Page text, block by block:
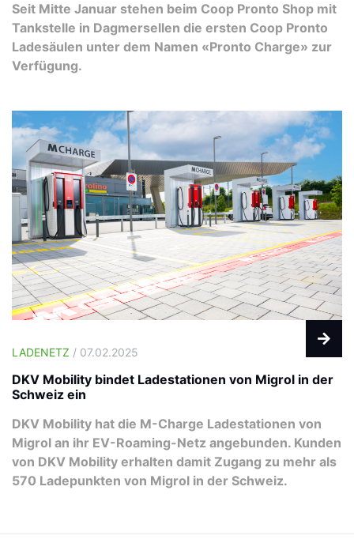
Seit Mitte Januar stehen beim Coop Pronto Shop mit
Tankstelle in Dagmersellen die ersten Coop Pronto
Ladesäulen unter dem Namen «Pronto Charge» zur
Verfügung.
LADENETZ / 07.02.2025
DKV Mobility bindet Ladestationen von Migrol in der
Schweiz ein
DKV Mobility hat die M-Charge Ladestationen von
Migrol an ihr EV-Roaming-Netz angebunden. Kunden
von DKV Mobility erhalten damit Zugang zu mehr als
570 Ladepunkten von Migrol in der Schweiz.